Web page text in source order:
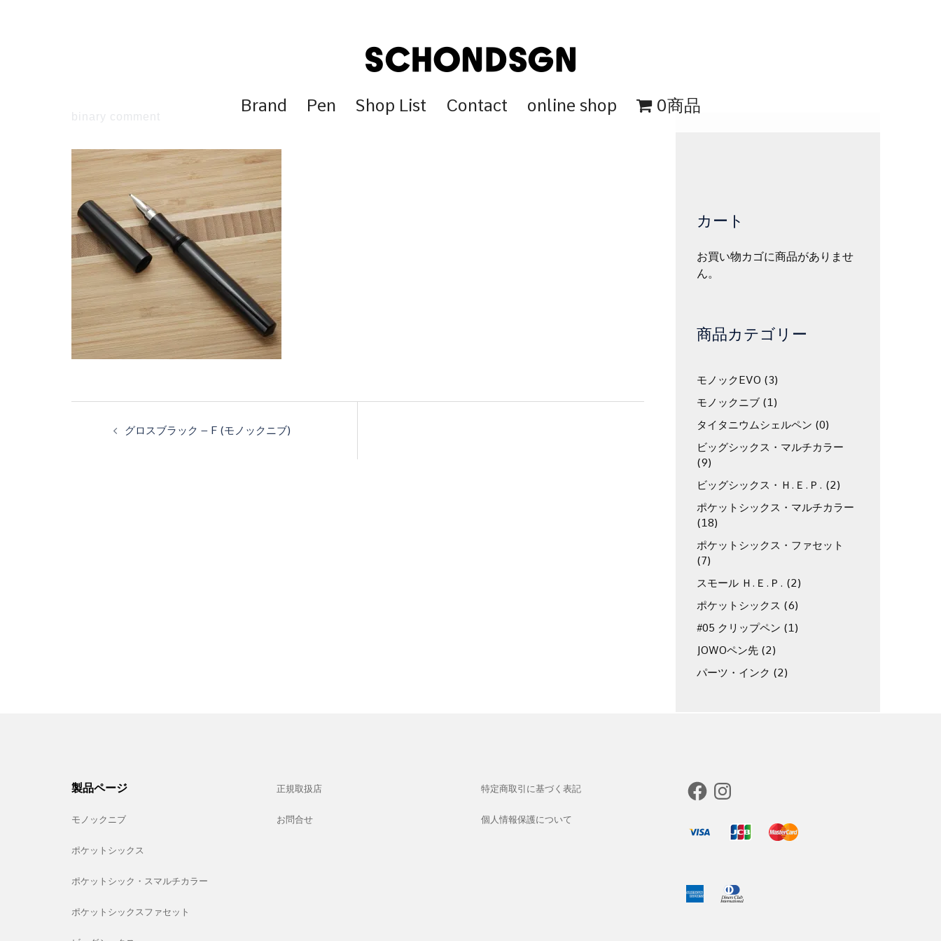
Brand Pen Shop List Contact online shop 0商品
binary comment
投
グロスブラック – F (モノックニブ)
カート
お買い物カゴに商品がありませ
ん。
商品カテゴリー
モノックEVO (3)
モノックニブ (1)
タイタニウムシェルペン (0)
ビッグシックス・マルチカラー
(9)
ビッグシックス・Ｈ.Ｅ.Ｐ. (2)
ポケットシックス・マルチカラー
(18)
ポケットシックス・ファセット
(7)
スモール Ｈ.Ｅ.Ｐ. (2)
ポケットシックス (6)
#05 クリップペン (1)
JOWOペン先 (2)
パーツ・インク (2)
製品ページ
モノックニブ
ポケットシックス
ポケットシック・スマルチカラー
ポケットシックスファセット
正規取扱店
お問合せ
特定商取引に基づく表記
個人情報保護について
FacebookInstagram